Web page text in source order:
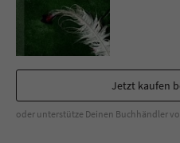
Jetzt kaufen
oder unterstütze Deinen Buchhändler